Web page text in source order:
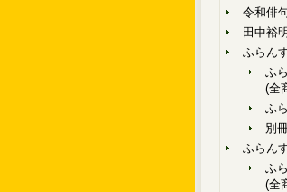
令和俳
田中裕
ふらん
ふ
(全
ふ
別
ふらん
ふ
(全